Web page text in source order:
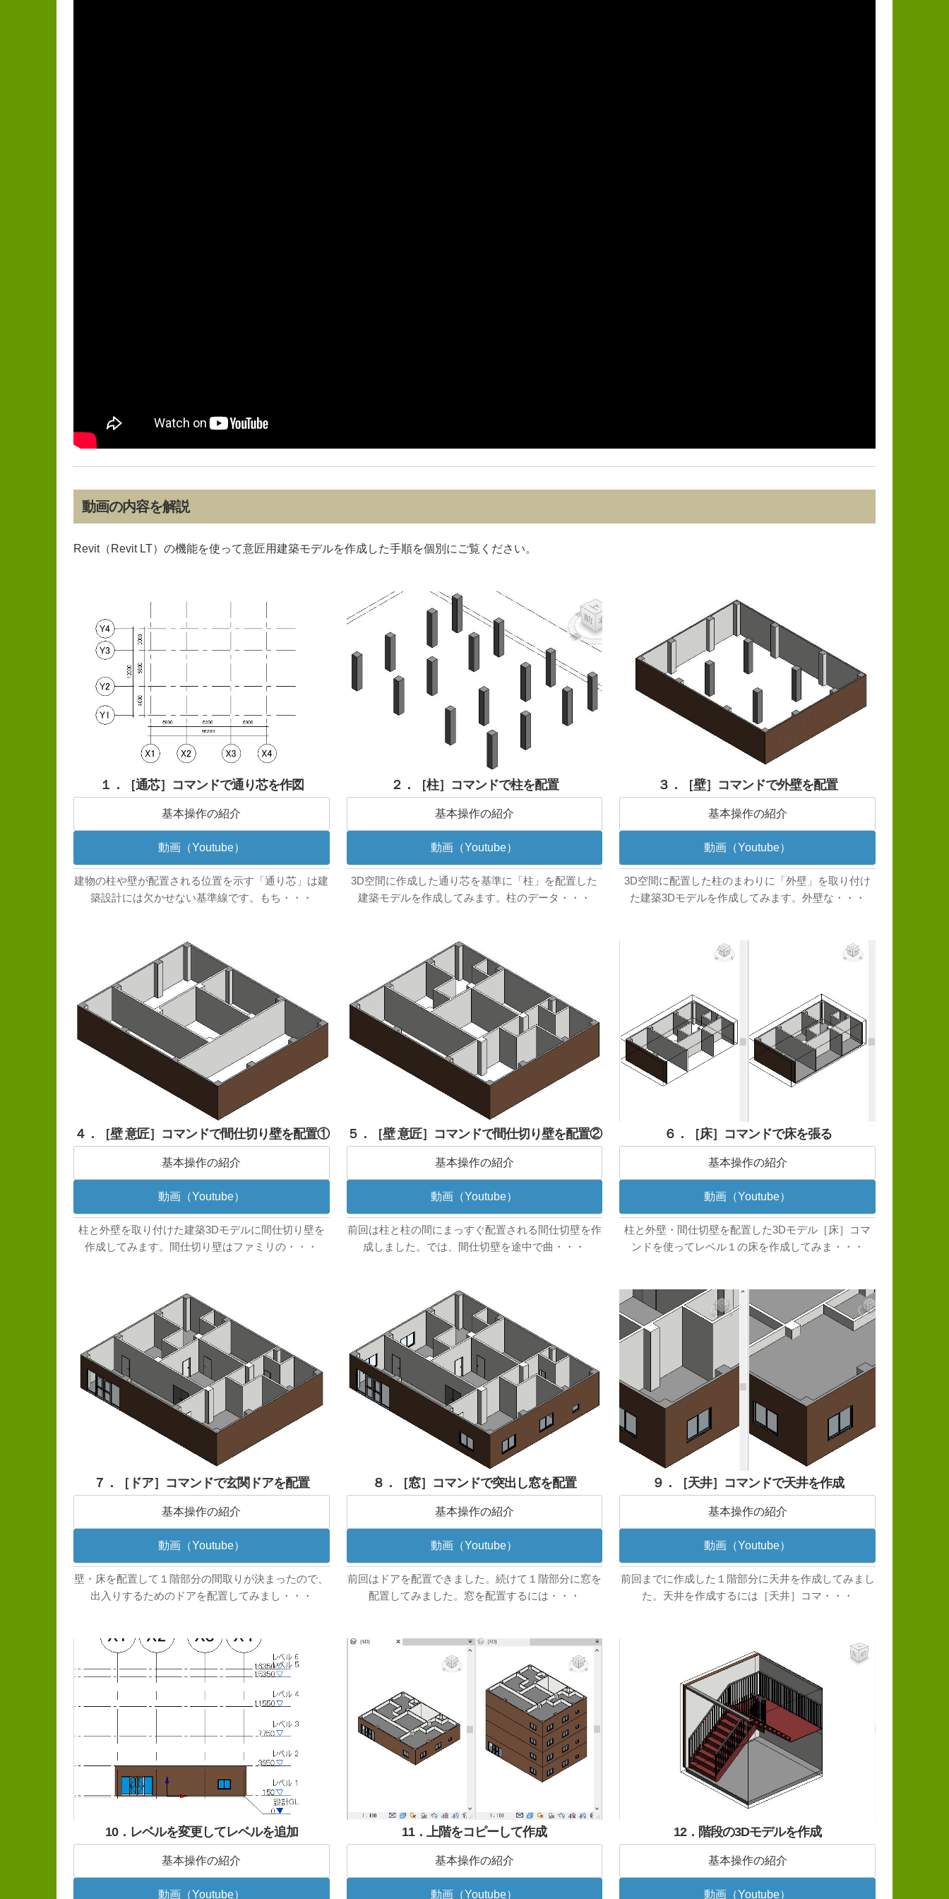
動画の内容を解説
Revit（Revit LT）の機能を使って意匠用建築モデルを作成した手順を個別にご覧ください。
１．［通芯］コマンドで通り芯を作図
基本操作の紹介
動画（Youtube）
建物の柱や壁が配置される位置を示す「通り芯」は建
築設計には欠かせない基準線です。もち・・・
２．［柱］コマンドで柱を配置
基本操作の紹介
動画（Youtube）
3D空間に作成した通り芯を基準に「柱」を配置した
建築モデルを作成してみます。柱のデータ・・・
３．［壁］コマンドで外壁を配置
基本操作の紹介
動画（Youtube）
3D空間に配置した柱のまわりに「外壁」を取り付け
た建築3Dモデルを作成してみます。外壁な・・・
４．［壁 意匠］コマンドで間仕切り壁を配置①
基本操作の紹介
動画（Youtube）
柱と外壁を取り付けた建築3Dモデルに間仕切り壁を
作成してみます。間仕切り壁はファミリの・・・
５．［壁 意匠］コマンドで間仕切り壁を配置②
基本操作の紹介
動画（Youtube）
前回は柱と柱の間にまっすぐ配置される間仕切壁を作
成しました。では、間仕切壁を途中で曲・・・
６．［床］コマンドで床を張る
基本操作の紹介
動画（Youtube）
柱と外壁・間仕切壁を配置した3Dモデル［床］コマ
ンドを使ってレベル１の床を作成してみま・・・
７．［ドア］コマンドで玄関ドアを配置
基本操作の紹介
動画（Youtube）
壁・床を配置して１階部分の間取りが決まったので、
出入りするためのドアを配置してみまし・・・
８．［窓］コマンドで突出し窓を配置
基本操作の紹介
動画（Youtube）
前回はドアを配置できました。続けて１階部分に窓を
配置してみました。窓を配置するには・・・
９．［天井］コマンドで天井を作成
基本操作の紹介
動画（Youtube）
前回までに作成した１階部分に天井を作成してみまし
た。天井を作成するには［天井］コマ・・・
10．レベルを変更してレベルを追加
基本操作の紹介
動画（Youtube）
11．上階をコピーして作成
基本操作の紹介
動画（Youtube）
12．階段の3Dモデルを作成
基本操作の紹介
動画（Youtube）